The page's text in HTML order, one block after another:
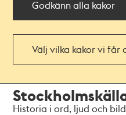
Godkänn alla kakor
Välj vilka kakor vi får
navigationen
huvudinnehållet
Historia i ord, ljud och bild